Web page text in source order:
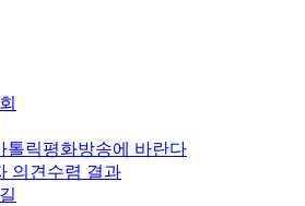
톨릭평화방송에 바란다
의견수렴 결과